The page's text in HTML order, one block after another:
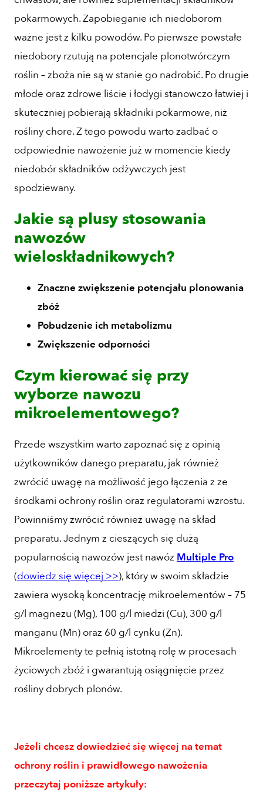
pokarmowych. Zapobieganie ich niedoborom
ważne jest z kilku powodów. Po pierwsze powstałe
niedobory rzutują na potencjale plonotwórczym
roślin – zboża nie są w stanie go nadrobić. Po drugie
młode oraz zdrowe liście i łodygi stanowczo łatwiej i
skuteczniej pobierają składniki pokarmowe, niż
rośliny chore. Z tego powodu warto zadbać o
odpowiednie nawożenie już w momencie kiedy
niedobór składników odżywczych jest
spodziewany.
Jakie są plusy stosowania
nawozów
wieloskładnikowych?
Znaczne zwiększenie potencjału plonowania
zbóż
Pobudzenie ich metabolizmu
Zwiększenie odporności
Czym kierować się przy
wyborze nawozu
mikroelementowego?
Przede wszystkim warto zapoznać się z opinią
użytkowników danego preparatu, jak również
zwrócić uwagę na możliwość jego łączenia z ze
środkami ochrony roślin oraz regulatorami wzrostu.
Powinniśmy zwrócić również uwagę na skład
preparatu. Jednym z cieszących się dużą
popularnością nawozów jest nawóz Multiple Pro
(dowiedz się więcej >>), który w swoim składzie
zawiera wysoką koncentrację mikroelementów – 75
g/l magnezu (Mg), 100 g/l miedzi (Cu), 300 g/l
manganu (Mn) oraz 60 g/l cynku (Zn).
Mikroelementy te pełnią istotną rolę w procesach
życiowych zbóż i gwarantują osiągnięcie przez
rośliny dobrych plonów.
Jeżeli chcesz dowiedzieć się więcej na temat
ochrony roślin i prawidłowego nawożenia
przeczytaj poniższe artykuły: